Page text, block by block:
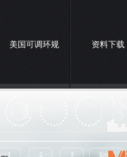
美国可调环规 资料下载